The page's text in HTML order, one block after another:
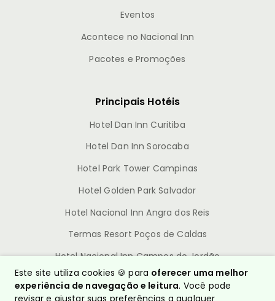
Eventos
Acontece no Nacional Inn
Pacotes e Promoções
Principais Hotéis
Hotel Dan Inn Curitiba
Hotel Dan Inn Sorocaba
Hotel Park Tower Campinas
Hotel Golden Park Salvador
Hotel Nacional Inn Angra dos Reis
Termas Resort Poços de Caldas
Hotel Nacional Inn Campos do Jordão
Este site utiliza cookies 🍪 para oferecer uma melhor
experiência de navegação e leitura. Você pode